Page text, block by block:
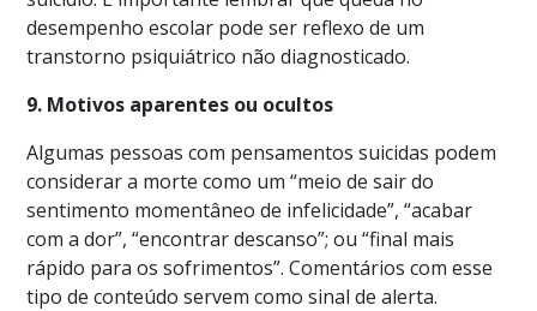
desempenho escolar pode ser reflexo de um
transtorno psiquiátrico não diagnosticado.
9. Motivos aparentes ou ocultos
Algumas pessoas com pensamentos suicidas podem
considerar a morte como um “meio de sair do
sentimento momentâneo de infelicidade”, “acabar
com a dor”, “encontrar descanso”; ou “final mais
rápido para os sofrimentos”. Comentários com esse
tipo de conteúdo servem como sinal de alerta.